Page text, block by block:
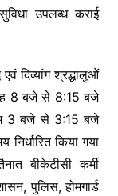
उपलब्ध कराई
दिव्यांग श्रद्धालुओं
8 बजे से 8:15 बजे
3 बजे से 3:15 बजे
किया गया
बीकेटीसी कर्मी
पुलिस, होमगार्ड